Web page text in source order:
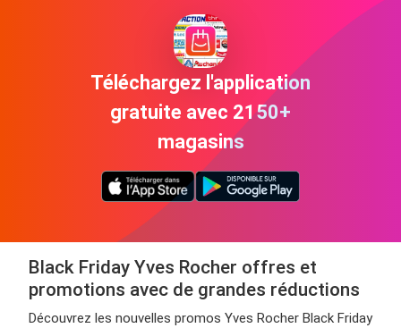
Téléchargez l'application
gratuite avec 2150+
magasins
Black Friday Yves Rocher offres et
promotions avec de grandes réductions
Découvrez les nouvelles promos Yves Rocher Black Friday